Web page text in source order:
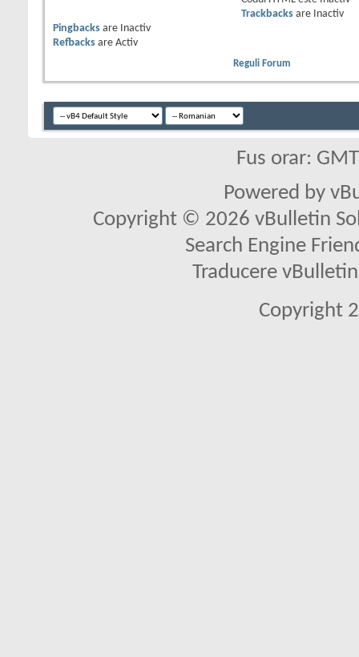
Trackbacksare
Inactiv
Pingbacks are
Inactiv
Refbacks are Activ
Reguli Forum
Fus orar:
Powered by
Copyright © 2026 vBulletin
Search Engine
Traducere
Copyright